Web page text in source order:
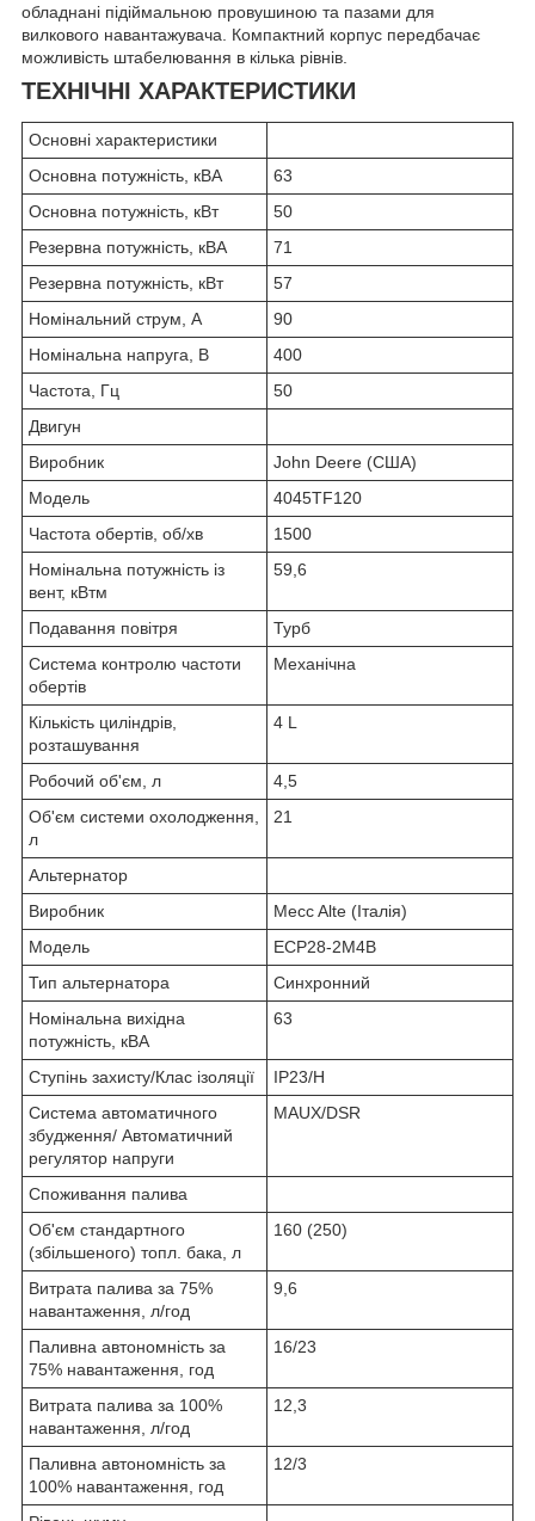
обладнані підіймальною провушиною та пазами для
вилкового навантажувача. Компактний корпус передбачає
можливість штабелювання в кілька рівнів.
ТЕХНІЧНІ ХАРАКТЕРИСТИКИ
Основні характеристики
Основна потужність, кВА
63
Основна потужність, кВт
50
Резервна потужність, кВА
71
Резервна потужність, кВт
57
Номінальний струм, А
90
Номінальна напруга, В
400
Частота, Гц
50
Двигун
Виробник
John Deere (США)
Модель
4045TF120
Частота обертів, об/хв
1500
Номінальна потужність із
вент, кВтм
59,6
Подавання повітря
Турб
Система контролю частоти
обертів
Механічна
Кількість циліндрів,
розташування
4 L
Робочий об'єм, л
4,5
Об'єм системи охолодження,
л
21
Альтернатор
Виробник
Mecc Alte (Італія)
Модель
ECP28-2M4B
Тип альтернатора
Синхронний
Номінальна вихідна
потужність, кВА
63
Ступінь захисту/Клас ізоляції
IP23/H
Система автоматичного
збудження/ Автоматичний
регулятор напруги
MAUX/DSR
Споживання палива
Об'єм стандартного
(збільшеного) топл. бака, л
160 (250)
Витрата палива за 75%
навантаження, л/год
9,6
Паливна автономність за
75% навантаження, год
16/23
Витрата палива за 100%
навантаження, л/год
12,3
Паливна автономність за
100% навантаження, год
12/3